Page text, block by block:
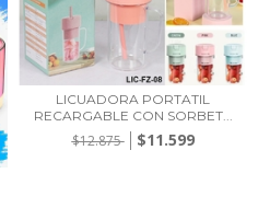
LICUADORA PORTATIL
RECARGABLE CON SORBET...
$12.875 $11.599